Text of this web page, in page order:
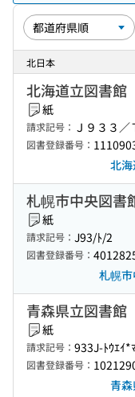
北日本
北海道立図書館
紙
請求記号： Ｊ９３３／
図書登録番号：
北
札幌市中央図書
紙
請求記号： J93/ﾄ/2
図書登録番号：
札幌
青森県立図書館
紙
請求記号： 933J-ﾄｳｴｲ*
図書登録番号：
青